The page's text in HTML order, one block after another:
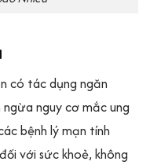
có tác dụng ngăn
nguy cơ mắc ung
bệnh lý mạn tính
với sức khoẻ, không